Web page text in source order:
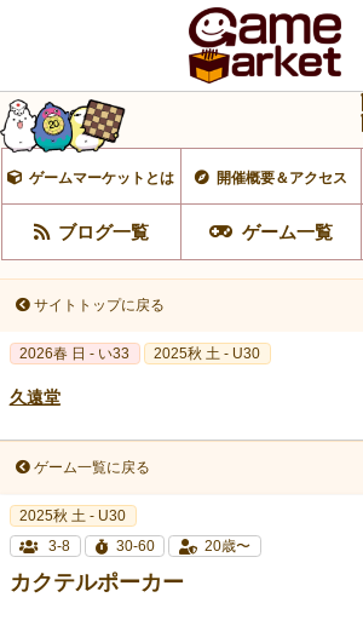
ゲームマーケットとは 開催概要＆アクセス
ブログ一覧 ゲーム一覧
サイトトップに戻る
2026春 日 - い33 2025秋 土 - U30
久遠堂
ゲーム一覧に戻る
2025秋 土 - U30
3-8
30-60 20歳〜
カクテルポーカー